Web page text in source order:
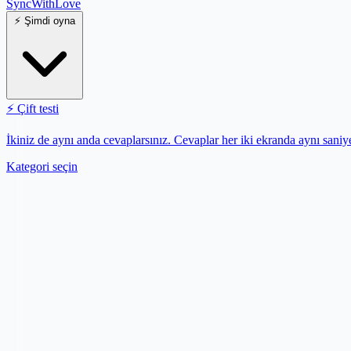
SyncWithLove
⚡ Şimdi oyna
⚡ Çift testi
İkiniz de aynı anda cevaplarsınız. Cevaplar her iki ekranda aynı
Kategori seçin